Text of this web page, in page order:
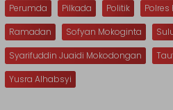
Perumda
Pilkada Politik
Ramadan
Sofyan Mokoginta
Syarifuddin Juaidi Mokodongan
Yusra Alhabsyi